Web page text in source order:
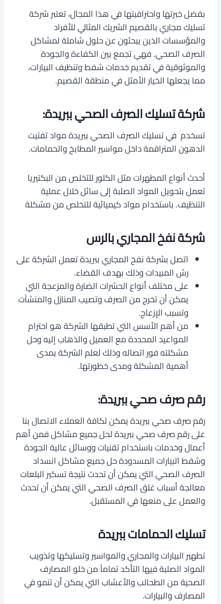
بفضل خبرتها واحترافيتها في هذا المجال، تعتبر شركة
تسليك مجاري بالقصيم الشريك المثالي للأفراد
والمؤسسات الذين يبحثون عن حلول شاملة لمشاكل
الصرف الصحي. فهي تجمع بين الكفاءة والجودة
والموثوقية في تقديم خدمات شفط وتنظيف البيارات،
مما يجعلها الخيار الأمثل في منطقة القصيم.
شركة تسليك الصرف الصحي ببريدة:
تسخدم في تسليك الصرف الصحي ببريدة مواد تفتيت
الدهون المتراقمة داخل مواسير المطابخ والحمامات.
أحدث أنواع المطهرات مثل الكلور للتخلص من البكتيريا
تعمل بتحويل المواد الصلبة إلى سائل خلال عملية
التنظيف. باستخدام مواد كيميائية للتخلص من مشكلة
شركة نفخ المجاري بالرس
اتصل بشركة نفخ المجاري ببريدة تعمل الشركة على
رش المبيدات وذلك بهدف القضاء.
على مختلف أنواع الحشرات الضارة والمزعجة التي
يمكن أن تخرج من الصرف وتصيب المنازل والمنشآت
وتسبب الإزعاج.
من أهم الأسس التي تطبقها الشركة هو احترام
المواعيد المحددة مع العميل والذهاب إليه وحل
مشكلته فور اتصاله وذلك لعلم الشركة بمدى
أهمية المشكلة ومدى خطورتها.
رقم صرف صحي ببريدة:
رقم صرف صحي ببريدة يمكن لكافة العملاء الاتصال بنا
على رقم صرف صحي ببريدة لحل جميع مشاكل فمن أهم
أعمال وخدمات باستخدام تقنيات ووسائل عالية الجودة
وشفط البيارات المسدودة حل جميع مشاكل انسداد
الصرف الصحي التي يمكن أن تحدث نتيجة تسكير البلعات
معالجة أسباب غلق الصرف الصحي التي يمكن أن تحدث
والعمل على منعها في المستقبل.
تسليك الحمامات ببريدة
تطهير البيارات والمجاري والمواسير وتسليكها وتذويب
المواد الصلبة فيها التأكد تماماً من خلو المصارف
الصحية من الطحالب والأعشاب التي يمكن أن تنمو في
المصارف والبيارات.